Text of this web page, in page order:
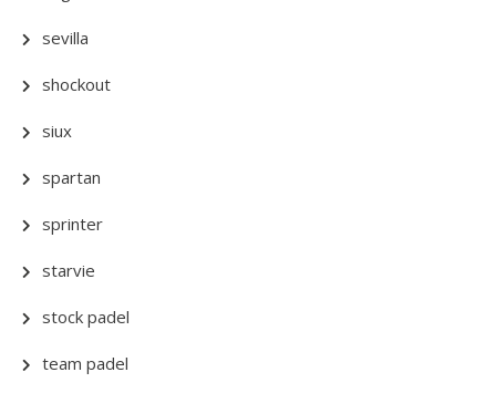
sevilla
shockout
siux
spartan
sprinter
starvie
stock padel
team padel